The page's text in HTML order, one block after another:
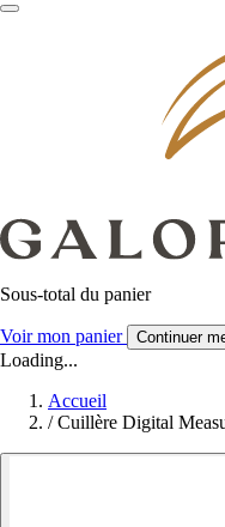
Sous-total du panier
Voir mon panier Continuer
Loading...
Accueil
/ Cuillère Digital